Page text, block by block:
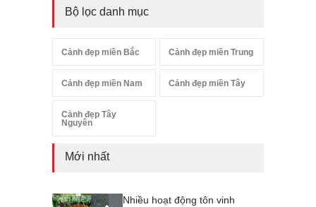
Bộ lọc danh mục
Cảnh đẹp miền Bắc Cảnh đẹp miền Trung
Cảnh đẹp miền Nam Cảnh đẹp miền Tây
Cảnh đẹp Tây
Nguyên
Mới nhất
Nhiều hoạt động tôn vinh